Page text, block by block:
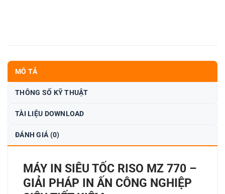
MÔ TẢ
THÔNG SỐ KỸ THUẬT
TÀI LIỆU DOWNLOAD
ĐÁNH GIÁ (0)
MÁY IN SIÊU TỐC RISO MZ 770 –
GIẢI PHÁP IN ẤN CÔNG NGHIỆP